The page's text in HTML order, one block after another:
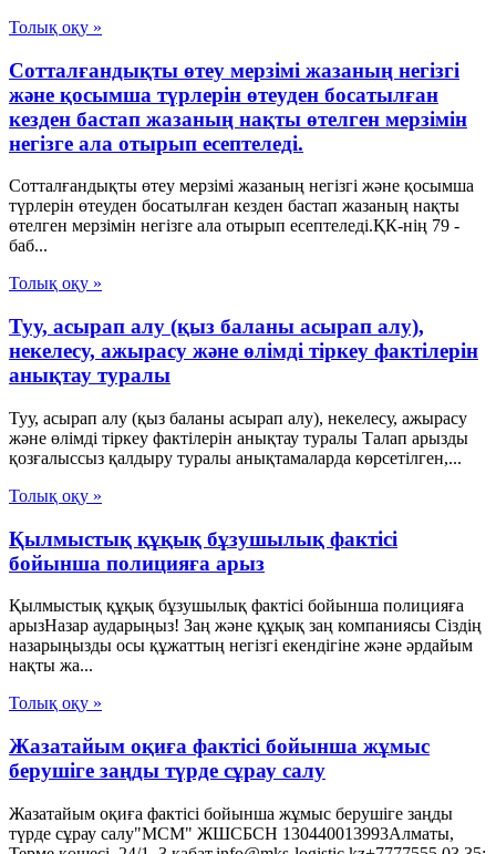
Толық оқу »
Сотталғандықты өтеу мерзімі жазаның негізгі
және қосымша түрлерін өтеуден босатылған
кезден бастап жазаның нақты өтелген мерзімін
негізге ала отырып есептеледі.
Сотталғандықты өтеу мерзімі жазаның негізгі және қосымша
түрлерін өтеуден босатылған кезден бастап жазаның нақты
өтелген мерзімін негізге ала отырып есептеледі.ҚК-нің 79 -
баб...
Толық оқу »
Туу, асырап алу (қыз баланы асырап алу),
некелесу, ажырасу және өлімді тіркеу фактілерін
анықтау туралы
Туу, асырап алу (қыз баланы асырап алу), некелесу, ажырасу
және өлімді тіркеу фактілерін анықтау туралы Талап арызды
қозғалыссыз қалдыру туралы анықтамаларда көрсетілген,...
Толық оқу »
Қылмыстық құқық бұзушылық фактісі
бойынша полицияға арыз
Қылмыстық құқық бұзушылық фактісі бойынша полицияға
арызНазар аударыңыз! Заң және құқық заң компаниясы Сіздің
назарыңызды осы құжаттың негізгі екендігіне және әрдайым
нақты жа...
Толық оқу »
Жазатайым оқиға фактісі бойынша жұмыс
берушіге заңды түрде сұрау салу
Жазатайым оқиға фактісі бойынша жұмыс берушіге заңды
түрде сұрау салу"МСМ" ЖШСБСН 130440013993Алматы,